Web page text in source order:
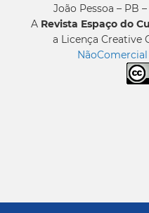
João Pessoa – PB
A Revista Espaço do
a Licença Creative